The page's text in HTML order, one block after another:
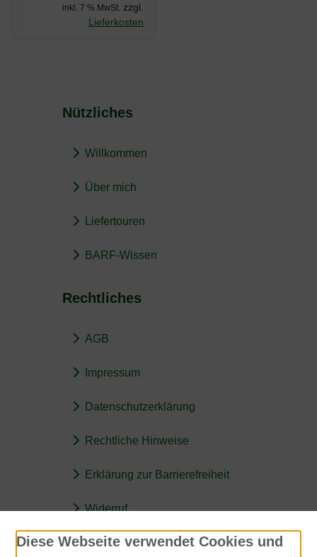
inkl. 7 % MwSt. zzgl.
Lieferkosten
Nützliches
Willkommen
Über mich
Liefertouren
BARF-Wissen
Rechtliches
AGB
Impressum
Datenschutzerklärung
Rechtliche Hinweise
Erklärung zur Barrierefreiheit
Widerruf
Kontakt
Diese Webseite verwendet Cookies und